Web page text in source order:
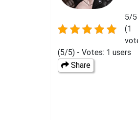
5/5
(1
(5/5) - Votes: 1 users
Share